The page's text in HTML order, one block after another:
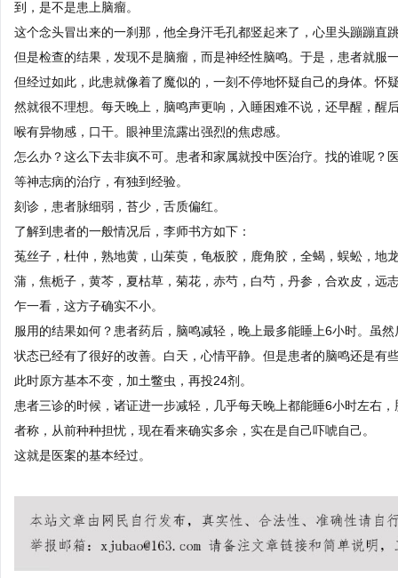
到，是不是患上脑瘤。
这个念头冒出来的一刹那，他全身汗毛孔都竖起来了，心里头蹦蹦直
但是检查的结果，发现不是脑瘤，而是神经性脑鸣。于是，患者就服
但经过如此，此患就像着了魔似的，一刻不停地怀疑自己的身体。怀
然就很不理想。每天晚上，脑鸣声更响，入睡困难不说，还早醒，醒
喉有异物感，口干。眼神里流露出强烈的焦虑感。
怎么办？这么下去非疯不可。患者和家属就投中医治疗。找的谁呢？
等神志病的治疗，有独到经验。
刻诊，患者脉细弱，苔少，舌质偏红。
了解到患者的一般情况后，李师书方如下：
菟丝子，杜仲，熟地黄，山茱萸，龟板胶，鹿角胶，全蝎，蜈蚣，地
蒲，焦栀子，黄芩，夏枯草，菊花，赤芍，白芍，丹参，合欢皮，远
乍一看，这方子确实不小。
服用的结果如何？患者药后，脑鸣减轻，晚上最多能睡上6小时。虽
状态已经有了很好的改善。白天，心情平静。但是患者的脑鸣还是有
此时原方基本不变，加土鳖虫，再投24剂。
患者三诊的时候，诸证进一步减轻，几乎每天晚上都能睡6小时左右
者称，从前种种担忧，现在看来确实多余，实在是自己吓唬自己。
这就是医案的基本经过。